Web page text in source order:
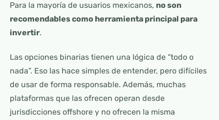
Para la mayoría de usuarios mexicanos, no son
recomendables como herramienta principal para
invertir.
Las opciones binarias tienen una lógica de “todo o
nada”. Eso las hace simples de entender, pero difíciles
de usar de forma responsable. Además, muchas
plataformas que las ofrecen operan desde
jurisdicciones offshore y no ofrecen la misma